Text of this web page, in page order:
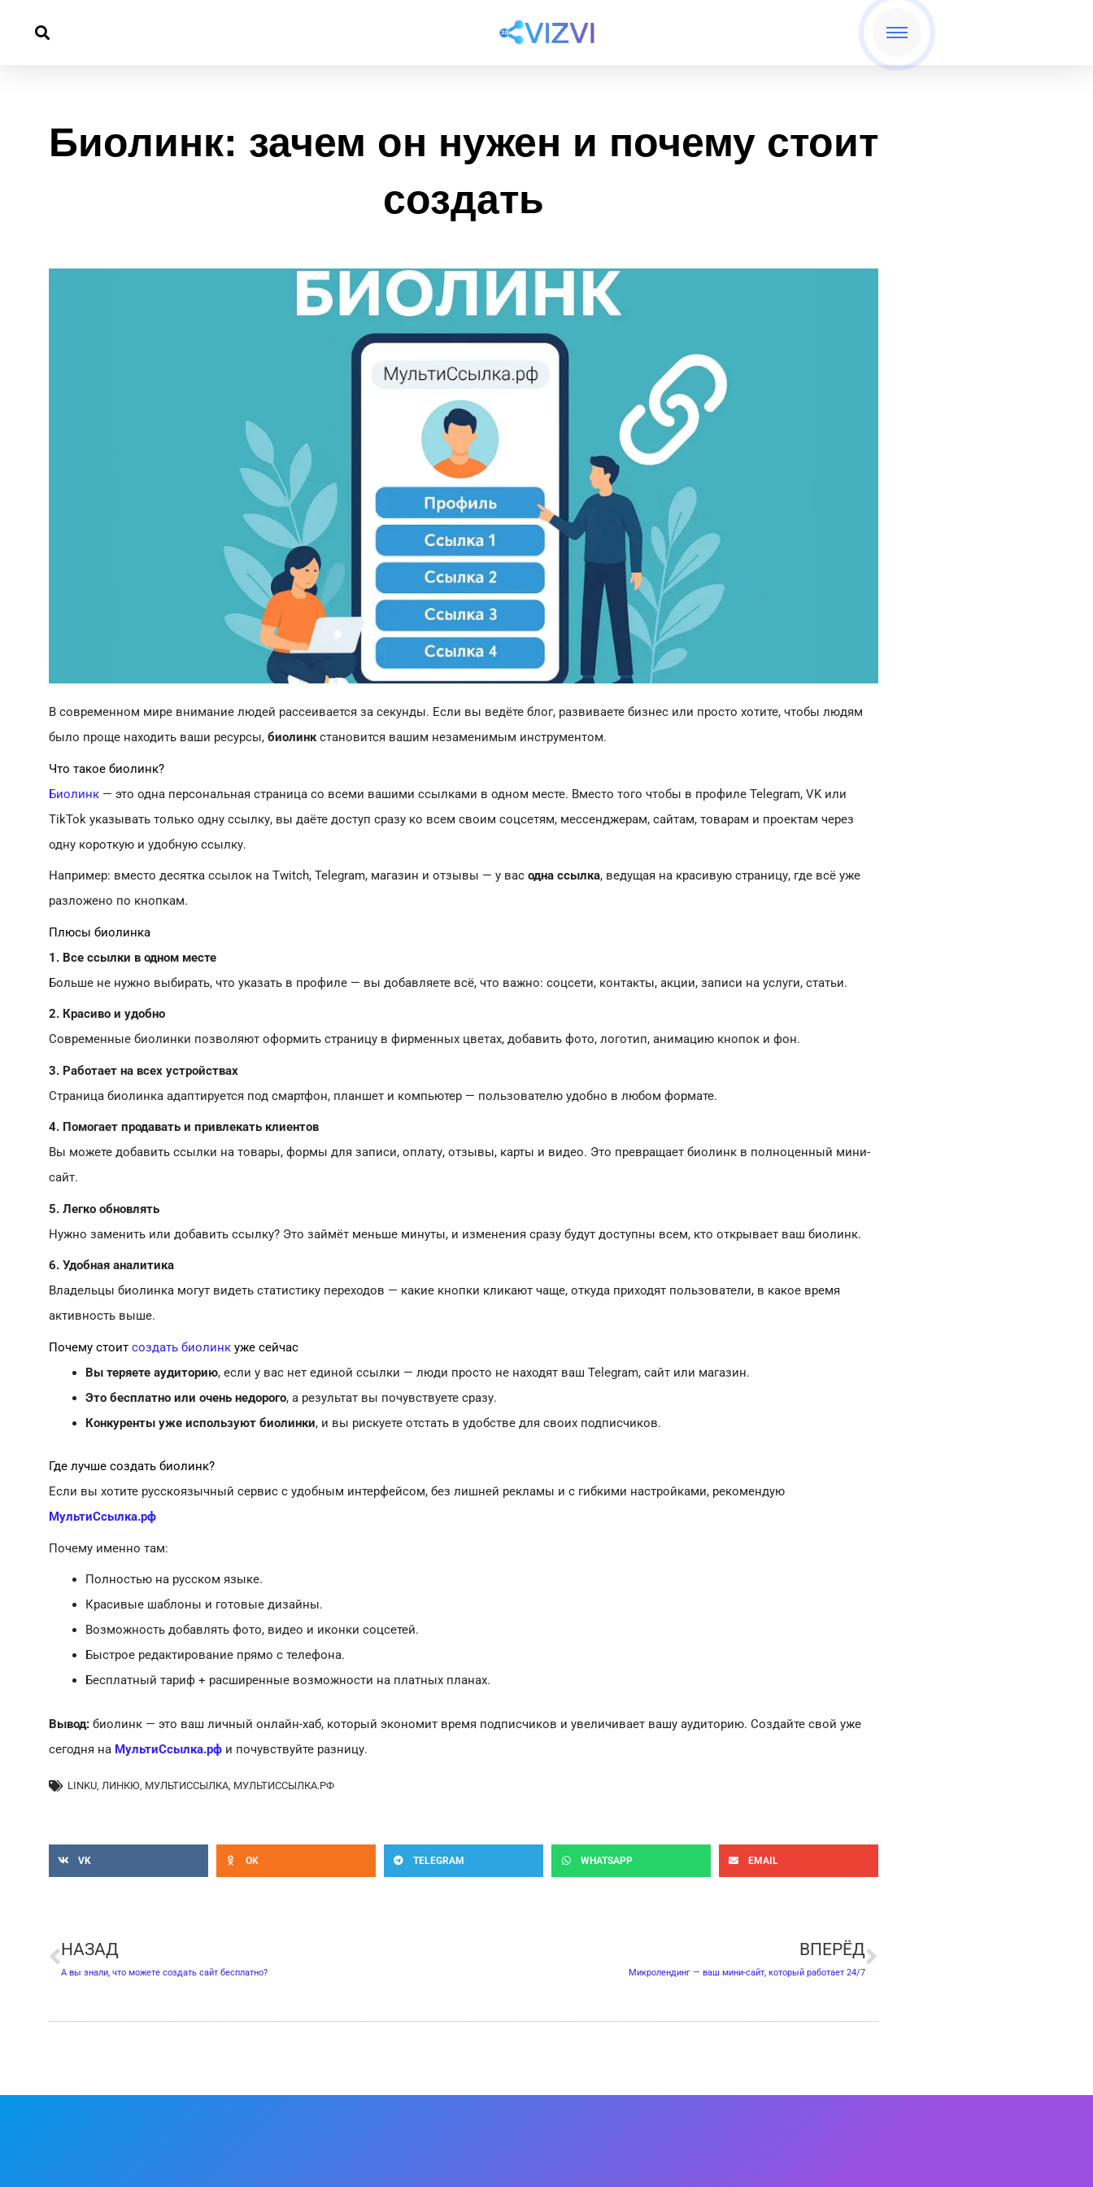
Биолинк: зачем он нужен и почему стоит
создать
В современном мире внимание людей рассеивается за секунды. Если вы ведёте блог, развиваете бизнес или просто хотите, чтобы людям
было проще находить ваши ресурсы, биолинкстановится вашим незаменимым инструментом.
Что такое биолинк?
Биолинк — это одна персональная страница со всеми вашими ссылками в одном месте. Вместо того чтобы в профиле Telegram, VK или
TikTok указывать только одну ссылку, вы даёте доступ сразу ко всем своим соцсетям, мессенджерам, сайтам, товарам и проектам через
одну короткую и удобную ссылку.
Например: вместо десятка ссылок на Twitch, Telegram, магазин и отзывы — у вас одна ссылка, ведущая на красивую страницу, где всё уже
разложено по кнопкам.
Плюсы биолинка
1. Все ссылки в одном месте
Больше не нужно выбирать, что указать в профиле — вы добавляете всё, что важно: соцсети, контакты, акции, записи на услуги, статьи.
2. Красиво и удобно
Современные биолинки позволяют оформить страницу в фирменных цветах, добавить фото, логотип, анимацию кнопок и фон.
3. Работает на всех устройствах
Страница биолинка адаптируется под смартфон, планшет и компьютер — пользователю удобно в любом формате.
4. Помогает продавать и привлекать клиентов
Вы можете добавить ссылки на товары, формы для записи, оплату, отзывы, карты и видео. Это превращает биолинк в полноценный мини-
сайт.
5. Легко обновлять
Нужно заменить или добавить ссылку? Это займёт меньше минуты, и изменения сразу будут доступны всем, кто открывает ваш биолинк.
6. Удобная аналитика
Владельцы биолинка могут видеть статистику переходов — какие кнопки кликают чаще, откуда приходят пользователи, в какое время
активность выше.
Почему стоит создать биолинк уже сейчас
Вы теряете аудиторию, если у вас нет единой ссылки — люди просто не находят ваш Telegram, сайт или магазин.
Это бесплатно или очень недорого, а результат вы почувствуете сразу.
Конкуренты уже используют биолинки, и вы рискуете отстать в удобстве для своих подписчиков.
Где лучше создать биолинк?
Если вы хотите русскоязычный сервис с удобным интерфейсом, без лишней рекламы и с гибкими настройками, рекомендую
МультиСсылка.рф
Почему именно там:
Полностью на русском языке.
Красивые шаблоны и готовые дизайны.
Возможность добавлять фото, видео и иконки соцсетей.
Быстрое редактирование прямо с телефона.
Бесплатный тариф + расширенные возможности на платных планах.
Вывод: биолинк — это ваш личный онлайн-хаб, который экономит время подписчиков и увеличивает вашу аудиторию. Создайте свой уже
сегодня на МультиСсылка.рф и почувствуйте разницу.
LINKU, ЛИНКЮ, МУЛЬТИССЫЛКА, МУЛЬТИССЫЛКА.РФ
VK OK TELEGRAM WHATSAPP EMAIL
НАЗАД
А вы знали, что можете создать сайт бесплатно?
ВПЕРЁД
Микролендинг — ваш мини-сайт, который работает 24/7